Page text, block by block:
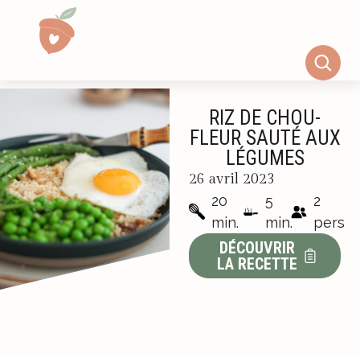
RIZ DE CHOU-
FLEUR SAUTÉ AUX
LÉGUMES
26 avril 2023
20
min.
5
min.
2
pers
DÉCOUVRIR
LA RECETTE